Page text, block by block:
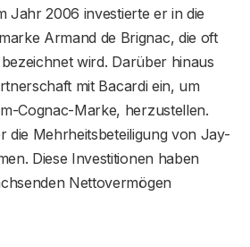
Jahr 2006 investierte er in die
Armand de Brignac, die oft
wird. Darüber hinaus
mit Bacardi ein, um
Cognac-Marke, herzustellen.
die Mehrheitsbeteiligung von Jay-
Diese Investitionen haben
Nettovermögen